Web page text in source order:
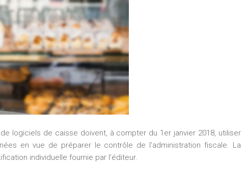
logiciels de caisse doivent, à compter du 1er janvier 2018, utiliser
en vue de préparer le contrôle de l’administration fiscale. La
individuelle fournie par l’éditeur.